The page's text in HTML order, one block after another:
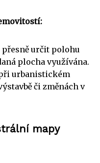
určit polohu
plocha využívána.
urbanistickém
či změnách v
mapy